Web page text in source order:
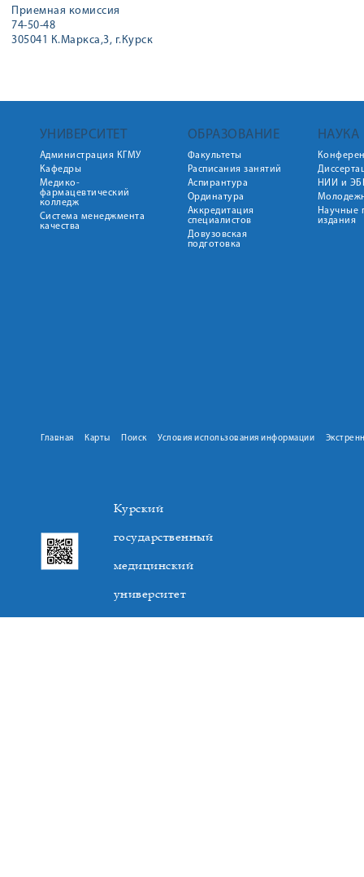
Приемная комиссия
74-50-48
305041 К.Маркса,3, г.Курск
УНИВЕРСИТЕТ
Администрация КГМУ
Кафедры
Медико-
фармацевтический
колледж
Система менеджмента
качества
ОБРАЗОВАНИЕ
Факультеты
Расписания занятий
Аспирантура
Ординатура
Аккредитация
специалистов
Довузовская
подготовка
НАУКА
НИИ и
Научные
издания
Главная Карты Поиск Условия использования информации
Курский
государственный
медицинский
университет